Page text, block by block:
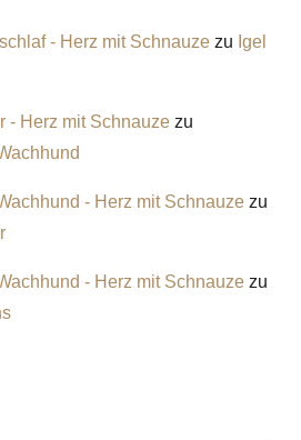
- Herz mit Schnauzezu Igel
- Herz mit Schnauzezu
- Herz mit Schnauzezu
- Herz mit Schnauzezu